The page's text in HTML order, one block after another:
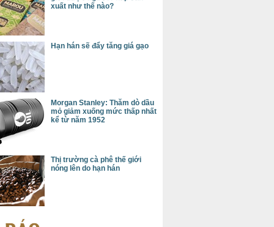
xuất như thế nào?
Hạn hán sẽ đẩy tăng giá gạo
Morgan Stanley: Thăm dò dầu
mỏ giảm xuống mức thấp nhất
kể từ năm 1952
Thị trường cà phê thế giới
nóng lên do hạn hán